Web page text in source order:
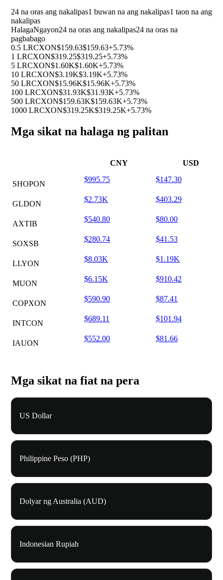
24 na oras ang nakalipas1 buwan na ang nakalipas1 taon na ang
nakalipas
HalagaNgayon24 na oras ang nakalipas24 na oras na
pagbabago
0.5 LRCXON$159.63$159.63+5.73%
1 LRCXON$319.25$319.25+5.73%
5 LRCXON$1.60K$1.60K+5.73%
10 LRCXON$3.19K$3.19K+5.73%
50 LRCXON$15.96K$15.96K+5.73%
100 LRCXON$31.93K$31.93K+5.73%
500 LRCXON$159.63K$159.63K+5.73%
1000 LRCXON$319.25K$319.25K+5.73%
Mga sikat na halaga ng palitan
CNY USD
SHOPON
$995.75 $147.30
GLDON
$2.73K $403.29
AXTIB
$540.80 $80.00
SOXSB
$280.74 $41.53
LLYON
$8.03K $1.19K
MUON
$6.15K $910.42
COPXON
$590.90 $87.41
INTCON
$689.11 $101.94
IAUON
$552.00 $81.66
Mga sikat na fiat na pera
US Dollar
Philippine Peso (PHP)
Dolyar ng Australia (AUD)
Indonesian Rupiah